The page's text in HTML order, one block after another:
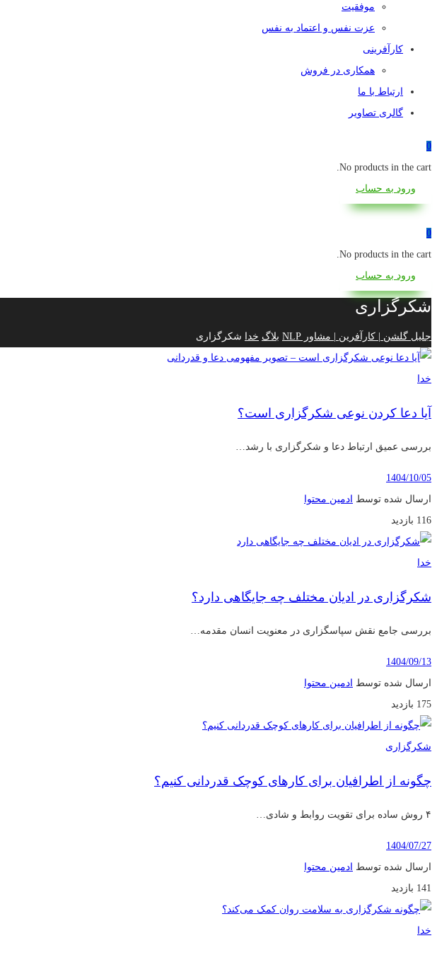
موفقیت
عزت نفس و اعتماد به نفس
کارآفرینی
همکاری در فروش
ارتباط با ما
گالری تصاویر
0
No products in the cart.
ورود به حساب
0
No products in the cart.
ورود به حساب
شکرگزاری
جلیل گلشن | کارآفرین | مشاور NLP بلاگ خدا شکرگزاری
خدا
آیا دعا کردن نوعی شکرگزاری است؟
بررسی عمیق ارتباط دعا و شکرگزاری با رشد…
1404/10/05
ارسال شده توسط ادمین محتوا
116 بازدید
خدا
شکرگزاری در ادیان مختلف چه جایگاهی دارد؟
بررسی جامع نقش سپاسگزاری در معنویت انسان مقدمه…
1404/09/13
ارسال شده توسط ادمین محتوا
175 بازدید
شکرگزاری
چگونه از اطرافیان برای کارهای کوچک قدردانی کنیم؟
۴ روش ساده برای تقویت روابط و شادی…
1404/07/27
ارسال شده توسط ادمین محتوا
141 بازدید
خدا